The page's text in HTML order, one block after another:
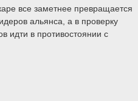
все заметнее превращается
альянса, а в проверку
идти в противостоянии с